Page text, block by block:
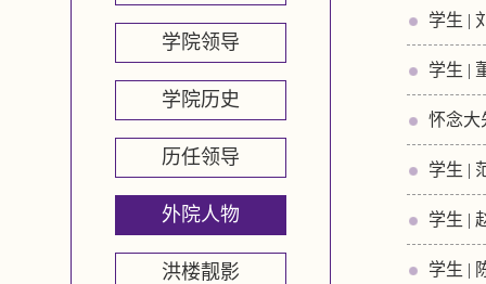
学院领导
学院历史
历任领导
外院人物
洪楼靓影
学生 |
学生 |
怀念大
学生 |
学生 |
学生 |